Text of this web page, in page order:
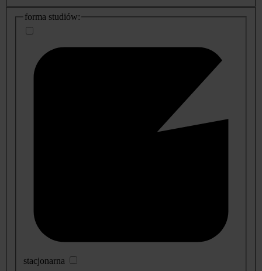
dodatkowe
informacje
forma studiów:
stacjonarna